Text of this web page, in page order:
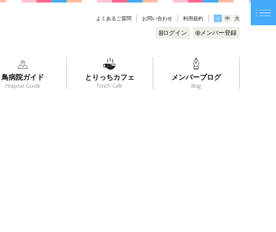
よくあるご質問 お問い合わせ 利用規約 小 中 大
ログイン メンバー登録
鳥病院ガイド
Hospital Guide
とりっちカフェ
Torich Cafe
メンバーブログ
Blog